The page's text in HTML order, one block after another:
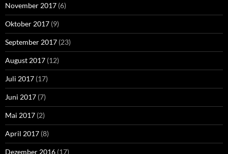
November 2017 (6)
Oktober 2017 (9)
September 2017 (23)
August 2017 (12)
Juli 2017 (17)
Juni 2017 (7)
Mai 2017 (2)
April 2017 (8)
Dezember 2016 (17)